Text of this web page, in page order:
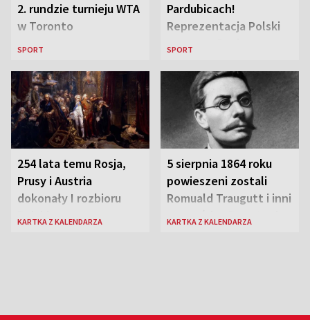
2. rundzie turnieju WTA
w Toronto
SPORT
Pardubicach!
Reprezentacja Polski
wygrywa Drużynowe
szachach do lat 12
SPORT
254 lata temu Rosja,
Prusy i Austria
dokonały I rozbioru
Polski
KARTKA Z KALENDARZA
5 sierpnia 1864 roku
powieszeni zostali
Romuald Traugutt i inni
przywódcy Powstania
KARTKA Z KALENDARZA